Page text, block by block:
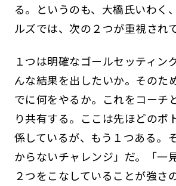
る。というのも、大橋氏いわく
ルズでは、次の２つが重視され
１つは明確なゴールセッティン
んな結果を出したいか。そのた
でに何をやるか。これをコーチ
り共有する。ここは先ほどのボ
係しているが、もう１つある。
からないチャレンジ」だ。「一
２つをこなしていることが強さ